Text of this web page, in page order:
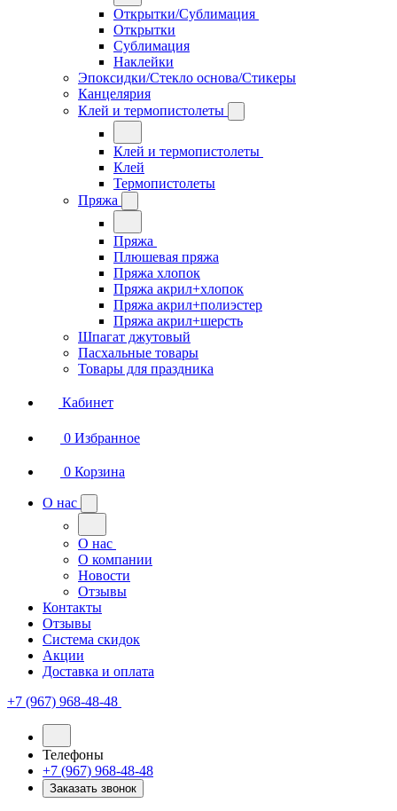
Открытки/Сублимация
Открытки
Сублимация
Наклейки
Эпоксидки/Стекло основа/Стикеры
Канцелярия
Клей и термопистолеты
Клей и термопистолеты
Клей
Термопистолеты
Пряжа
Пряжа
Плюшевая пряжа
Пряжа хлопок
Пряжа акрил+хлопок
Пряжа акрил+полиэстер
Пряжа акрил+шерсть
Шпагат джутовый
Пасхальные товары
Товары для праздника
Кабинет
0 Избранное
0 Корзина
О нас
О нас
О компании
Новости
Отзывы
Контакты
Отзывы
Система скидок
Акции
Доставка и оплата
+7 (967) 968-48-48
Телефоны
+7 (967) 968-48-48
Заказать звонок